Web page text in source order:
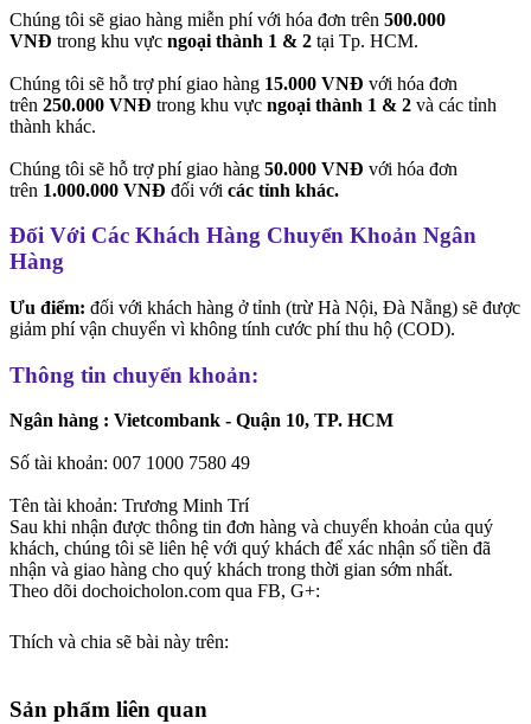
Chúng tôi sẽ giao hàng miễn phí với hóa đơn trên 500.000
VNĐ trong khu vực ngoại thành 1 & 2 tại Tp. HCM.
Chúng tôi sẽ hỗ trợ phí giao hàng 15.000 VNĐ với hóa đơn
trên 250.000 VNĐ trong khu vực ngoại thành 1 & 2 và các tỉnh
thành khác.
Chúng tôi sẽ hỗ trợ phí giao hàng 50.000 VNĐ với hóa đơn
trên 1.000.000 VNĐ đối với các tỉnh khác.
Đối Với Các Khách Hàng Chuyển Khoản Ngân
Hàng
Ưu điểm: đối với khách hàng ở tỉnh (trừ Hà Nội, Đà Nẵng) sẽ được
giảm phí vận chuyển vì không tính cước phí thu hộ (COD).
Thông tin chuyển khoản:
Ngân hàng : Vietcombank - Quận 10, TP. HCM
Số tài khoản: 007 1000 7580 49
Tên tài khoản: Trương Minh Trí
Sau khi nhận được thông tin đơn hàng và chuyển khoản của quý
khách, chúng tôi sẽ liên hệ với quý khách để xác nhận số tiền đã
nhận và giao hàng cho quý khách trong thời gian sớm nhất.
Theo dõi dochoicholon.com qua FB, G+:
Thích và chia sẽ bài này trên:
Sản phẩm liên quan